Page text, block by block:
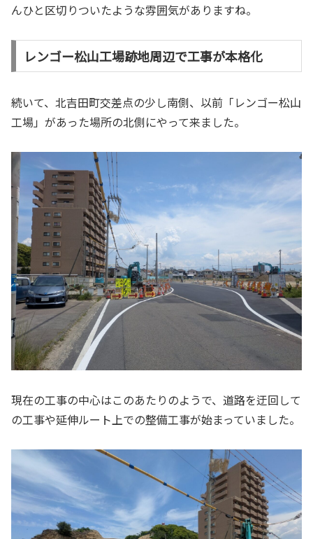
んひと区切りついたような雰囲気がありますね。
レンゴー松山工場跡地周辺で工事が本格化
続いて、北吉田町交差点の少し南側、以前「レンゴー松山
工場」があった場所の北側にやって来ました。
現在の工事の中心はこのあたりのようで、道路を迂回して
の工事や延伸ルート上での整備工事が始まっていました。